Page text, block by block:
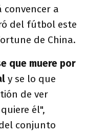
convencer a
del fútbol este
de China.
que muere por
y se lo que
de ver
él",
conjunto